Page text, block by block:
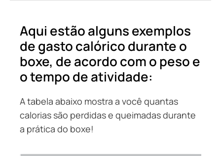
Aqui estão alguns exemplos
de gasto calórico durante o
boxe, de acordo com o peso e
o tempo de atividade:
A tabela abaixo mostra a você quantas
calorias são perdidas e queimadas durante
a prática do boxe!